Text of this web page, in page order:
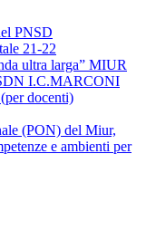
PNSD
21-22
ultra larga” MIUR
I.C.MARCONI
docenti)
(PON) del Miur,
e ambienti per